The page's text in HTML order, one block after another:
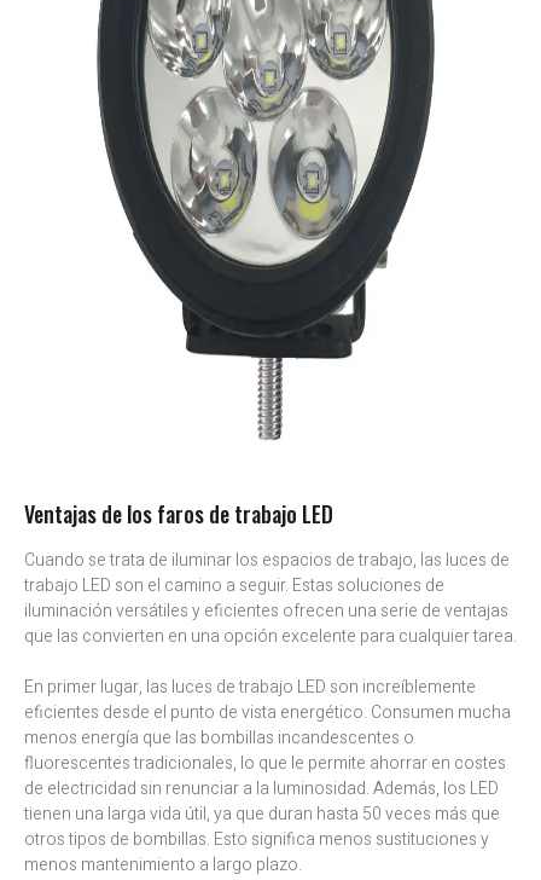
Ventajas de los faros de trabajo LED
Cuando se trata de iluminar los espacios de trabajo, las luces de
trabajo LED son el camino a seguir. Estas soluciones de
iluminación versátiles y eficientes ofrecen una serie de ventajas
que las convierten en una opción excelente para cualquier tarea.
En primer lugar, las luces de trabajo LED son increíblemente
eficientes desde el punto de vista energético. Consumen mucha
menos energía que las bombillas incandescentes o
fluorescentes tradicionales, lo que le permite ahorrar en costes
de electricidad sin renunciar a la luminosidad. Además, los LED
tienen una larga vida útil, ya que duran hasta 50 veces más que
otros tipos de bombillas. Esto significa menos sustituciones y
menos mantenimiento a largo plazo.